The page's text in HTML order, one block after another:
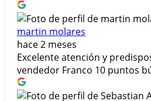
martin molares
hace 2 meses
Excelente atención y
vendedor Franco 10 puntos